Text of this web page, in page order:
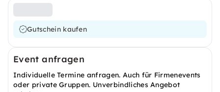
Gutschein kaufen
Event anfragen
Individuelle Termine anfragen. Auch für Firmenevents
oder private Gruppen. Unverbindliches Angebot